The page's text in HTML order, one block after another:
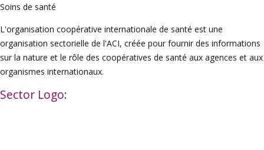
Soins de santé
L'organisation coopérative internationale de santé est une
organisation sectorielle de l'ACI, créée pour fournir des informations
sur la nature et le rôle des coopératives de santé aux agences et aux
organismes internationaux.
Sector Logo: